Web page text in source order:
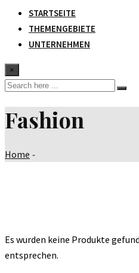
STARTSEITE
THEMENGEBIETE
UNTERNEHMEN
×
Fashion
Home -
Es wurden keine Produkte
entsprechen.